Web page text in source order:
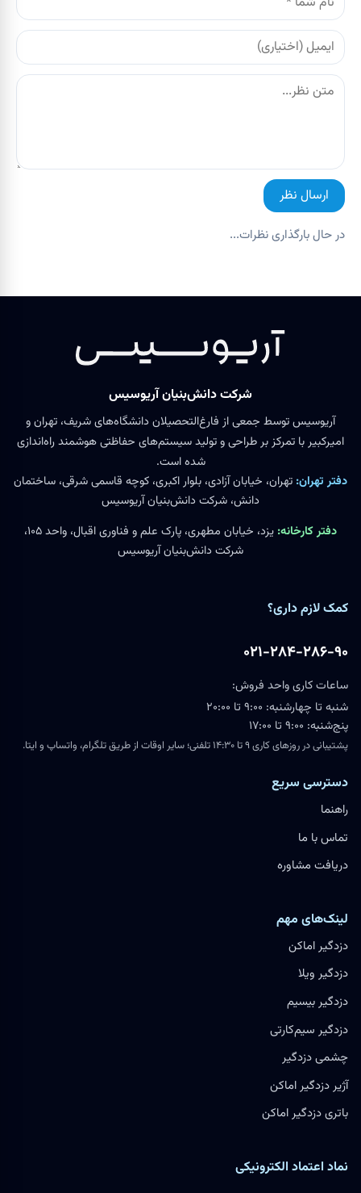
ارسال نظر
در حال بارگذاری نظرات...
شرکت دانش‌بنیان آریوسیس
آریوسیس توسط جمعی از فارغ‌التحصیلان دانشگاه‌های شریف، تهران و
امیرکبیر با تمرکز بر طراحی و تولید سیستم‌های حفاظتی هوشمند راه‌اندازی
شده است.
دفتر تهران: تهران، خیابان آزادی، بلوار اکبری، کوچه قاسمی شرقی، ساختمان
دانش، شرکت دانش‌بنیان آریوسیس
دفتر کارخانه:
یزد، خیابان مطهری، پارک علم و فناوری اقبال، واحد ۱۰۵،
شرکت دانش‌بنیان آریوسیس
کمک لازم داری؟
۰۲۱-۲۸۴-۲۸۶-۹۰
ساعات کاری واحد فروش:
شنبه تا چهارشنبه: ۹:۰۰ تا ۲۰:۰۰
پنج‌شنبه: ۹:۰۰ تا ۱۷:۰۰
پشتیبانی در روزهای کاری ۹ تا ۱۴:۳۰ تلفنی؛ سایر اوقات از طریق تلگرام، واتساپ و ایتا.
دسترسی سریع
راهنما
تماس با ما
دریافت مشاوره
لینک‌های مهم
دزدگیر اماکن
دزدگیر ویلا
دزدگیر بیسیم
دزدگیر سیم‌کارتی
چشمی دزدگیر
آژیر دزدگیر اماکن
باتری دزدگیر اماکن
نماد اعتماد الکترونیکی